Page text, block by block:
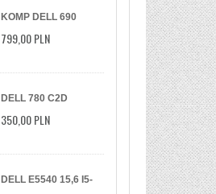
KOMP DELL 690
2XXEON/3GHZ/6GB/147GB/DVD/XP/
799,00 PLN
DELL 780 C2D
2.93GHZ/2GB/160GB/DVDRW/WIN
7 PRO
350,00 PLN
DELL E5540 15,6 I5-